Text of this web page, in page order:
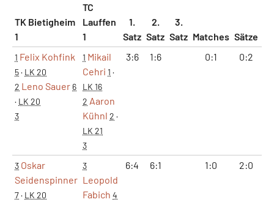
TK Bietigheim
1
TC
Lauffen
1
1.
Satz
2.
Satz
3.
Satz Matches Sätze
1 Felix Kohfink
5· LK 20
2 Leno Sauer 6
· LK 20
3
1 Mikail
Cehri 1 ·
LK 16
2 Aaron
Kühnl 2 ·
LK 21
3
3:6 1:6 0:1 0:2
3 Oskar
Seidenspinner
7· LK 20
3
Leopold
Fabich 4
6:4 6:1 1:0 2:0